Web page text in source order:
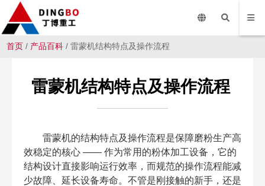
首页 / 产品百科 / 雷蒙机结构特点及操作流程
雷蒙机结构特点及操作流程
雷蒙机的结构特点及操作流程是保障磨粉生产高
效稳定的核心 —— 作为常用的粉体加工设备，它的
结构设计直接影响运行效率，而规范的操作流程能减
少故障、延长设备寿命。不管是刚接触的新手，还是